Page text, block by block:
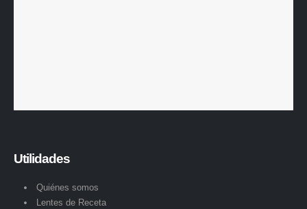
Utilidades
Quiénes somos
Lentes de Receta